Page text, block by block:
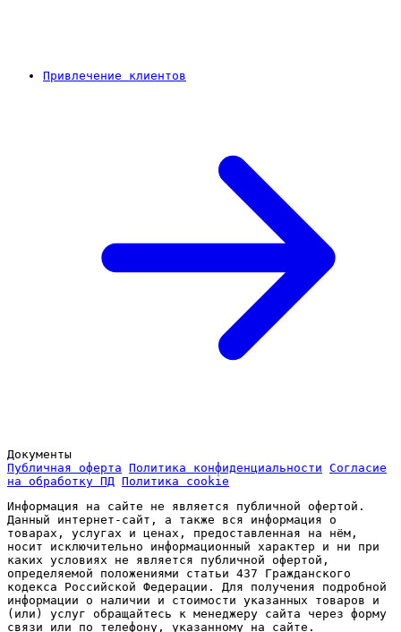
Привлечение клиентов
Документы
Публичная оферта Политика конфиденциальности Согласие
на обработку ПД Политика cookie
Информация на сайте не является публичной офертой.
Данный интернет-сайт, а также вся информация о
товарах, услугах и ценах, предоставленная на нём,
носит исключительно информационный характер и ни при
каких условиях не является публичной офертой,
определяемой положениями статьи 437 Гражданского
кодекса Российской Федерации. Для получения подробной
информации о наличии и стоимости указанных товаров и
(или) услуг обращайтесь к менеджеру сайта через форму
связи или по телефону, указанному на сайте.